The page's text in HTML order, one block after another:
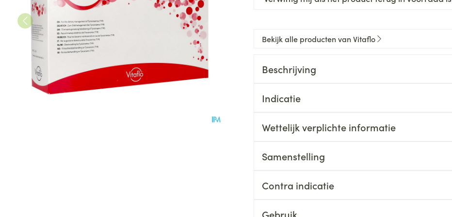
Bekijk alle producten van Vitaflo
Beschrijving
Indicatie
Wettelijk verplichte informatie
Samenstelling
Contra indicatie
Gebruik